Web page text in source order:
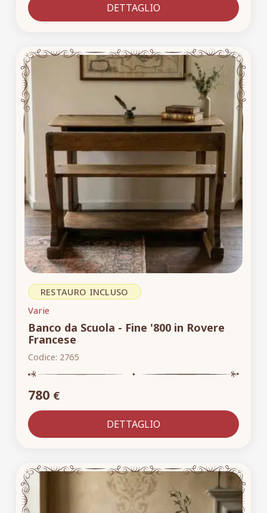
DETTAGLIO
RESTAURO INCLUSO
Varie
Banco da Scuola - Fine '800 in Rovere
Francese
Codice: 2765
780 €
DETTAGLIO